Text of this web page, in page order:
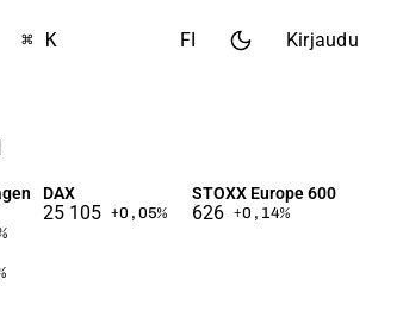
⌘ K FI Kirjaudu
DAX
25 105 +0,05%
STOXX Europe 600
626 +0,14%